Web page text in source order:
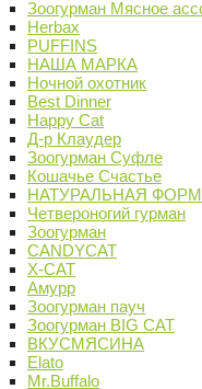
Зоогурман Мясное
Herbax
PUFFINS
НАША МАРКА
Ночной охотник
Best Dinner
Happy Cat
Д-р Клаудер
Зоогурман Суфле
Кошачье Счастье
НАТУРАЛЬНАЯ
Четвероногий гурман
Зоогурман
CANDYCAT
X-CAT
Амурр
Зоогурман пауч
Зоогурман BIG CAT
ВКУСМЯСИНА
Elato
Mr.Buffalo